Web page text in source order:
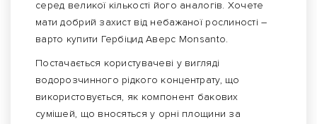
серед великої кількості його аналогів. Хочете
мати добрий захист від небажаної рослиності –
варто купити Гербіцид Аверс Monsanto.
Постачається користувачеві у вигляді
водорозчинного рідкого концентрату, що
використовується, як компонент бакових
сумішей, що вносяться у орні площини за